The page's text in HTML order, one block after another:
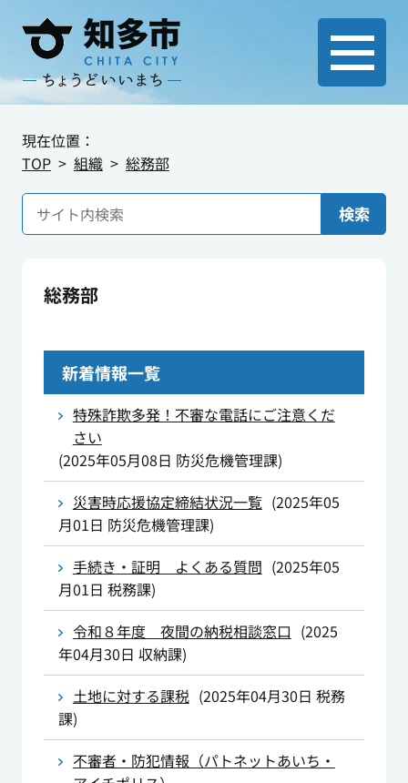
現在位置：
TOP
組織 総務部
検索
総務部
新着情報一覧
特殊詐欺多発！不審な電話にご注意くだ
さい
(2025年05月08日 防災危機管理課)
災害時応援協定締結状況一覧 (2025年05
月01日 防災危機管理課)
手続き・証明 よくある質問 (2025年05
月01日 税務課)
令和８年度 夜間の納税相談窓口 (2025
年04月30日 収納課)
土地に対する課税 (2025年04月30日 税務
課)
不審者・防犯情報（パトネットあいち・